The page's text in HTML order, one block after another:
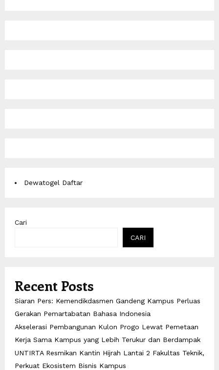
Dewatogel Daftar
Cari
CARI
Recent Posts
Siaran Pers: Kemendikdasmen Gandeng Kampus Perluas
Gerakan Pemartabatan Bahasa Indonesia
Akselerasi Pembangunan Kulon Progo Lewat Pemetaan
Kerja Sama Kampus yang Lebih Terukur dan Berdampak
UNTIRTA Resmikan Kantin Hijrah Lantai 2 Fakultas Teknik,
Perkuat Ekosistem Bisnis Kampus